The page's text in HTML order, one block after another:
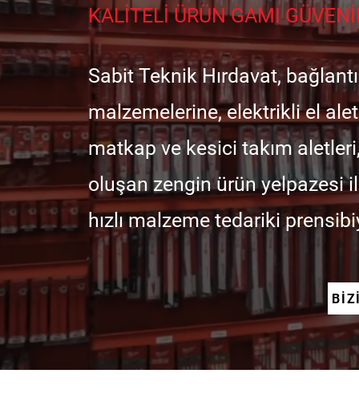
KALİTELİ ÜRÜN GAMI
Sabit Teknik Hırdavat,
malzemelerine, elektrikli el
matkap ve kesici takım
oluşan zengin ürün yelpazesi
hızlı malzeme tedariki